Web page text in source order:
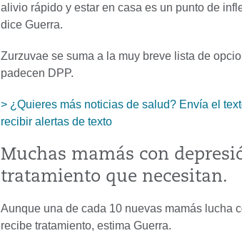
alivio rápido y estar en casa es un punto de
dice Guerra.
Zurzuvae se suma a la muy breve lista de
padecen DPP.
> ¿Quieres más noticias de salud? Envía el
recibir alertas de texto
Muchas mamás con
tratamiento que necesitan.
Aunque una de cada 10 nuevas mamás lucha
recibe tratamiento, estima Guerra.